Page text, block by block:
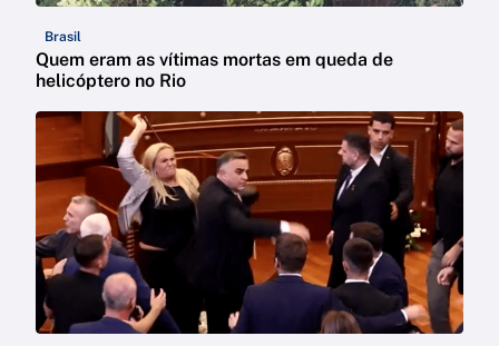
Brasil
Quem eram as vítimas mortas em queda de
helicóptero no Rio